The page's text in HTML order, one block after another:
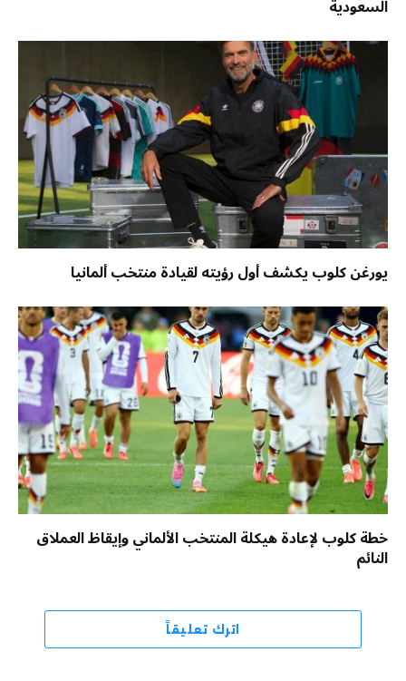
السعودية
يورغن كلوب يكشف أول رؤيته لقيادة منتخب ألمانيا
خطة كلوب لإعادة هيكلة المنتخب الألماني وإيقاظ العملاق
النائم
اترك تعليقاً